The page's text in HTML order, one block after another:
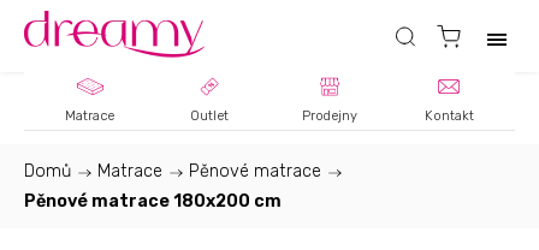
Matrace Outlet Prodejny Kontakt
Domů / Matrace / Pěnové matrace /
Pěnové matrace 180x200 cm